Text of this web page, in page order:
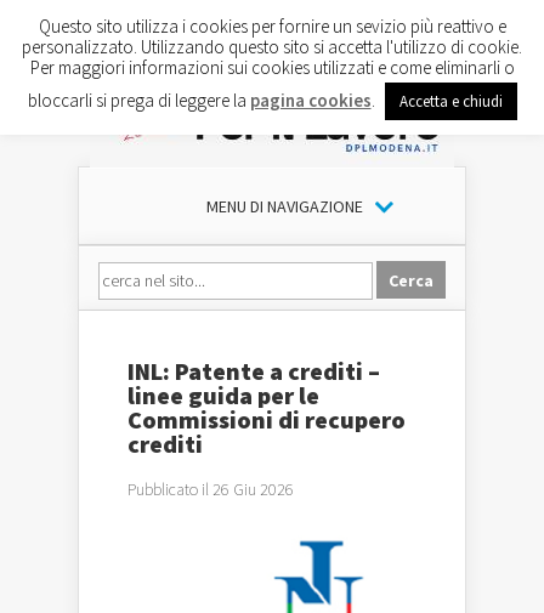
MENU DI NAVIGAZIONE
INL: Patente a crediti –
linee guida per le
Commissioni di recupero
crediti
Pubblicato il 26 Giu 2026
Questo sito utilizza i cookies per fornire un sevizio più reattivo e
personalizzato. Utilizzando questo sito si accetta l'utilizzo di cookie.
Per maggiori informazioni sui cookies utilizzati e come eliminarli o
bloccarli si prega di leggere la pagina cookies Accetta e chiudi